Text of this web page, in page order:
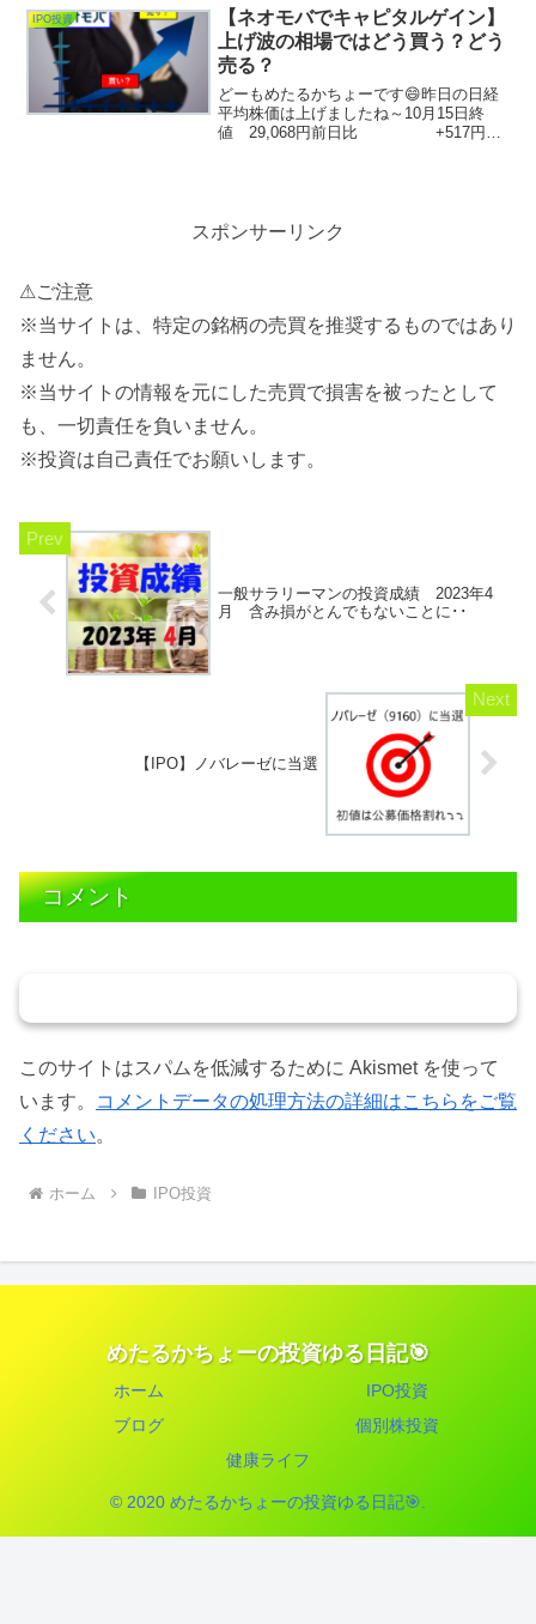
ついて、投資成績を公開していきたいと
思います。では...
IPO投資
【ネオモバでキャピタルゲイン】
上げ波の相場ではどう買う？どう
売る？
どーもめたるかちょーです😄昨日の日経
平均株価は上げましたね～10月15日終
値 29,068円前日比 +517円前
スポンサーリンク
⚠ご注意
※当サイトは、特定の銘柄の売買を推奨するものではあり
ません。
※当サイトの情報を元にした売買で損害を被ったとして
も、一切責任を負いません。
※投資は自己責任でお願いします。
一般サラリーマンの投資成績 2023年4
月 含み損がとんでもないことに･･
【IPO】ノバレーゼに当選
コメント
このサイトはスパムを低減するために Akismet を使って
います。
コメントデータの処理方法の詳細はこちらをご覧
ください。
ホーム IPO投資
めたるかちょーの投資ゆる日記🎯
ホーム
IPO投資
ブログ
個別株投資
健康ライフ
© 2020 めたるかちょーの投資ゆる日記🎯.